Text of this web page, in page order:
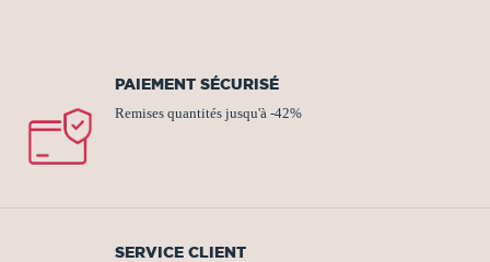
PAIEMENT SÉCURISÉ
Remises quantités jusqu'à -42%
SERVICE CLIENT